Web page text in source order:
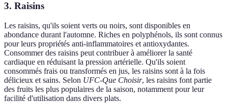
3. Raisins
Les raisins, qu'ils soient verts ou noirs, sont disponibles en
abondance durant l'automne. Riches en polyphénols, ils sont connus
pour leurs propriétés anti-inflammatoires et antioxydantes.
Consommer des raisins peut contribuer à améliorer la santé
cardiaque en réduisant la pression artérielle. Qu'ils soient
consommés frais ou transformés en jus, les raisins sont à la fois
délicieux et sains. Selon UFC-Que Choisir, les raisins font partie
des fruits les plus populaires de la saison, notamment pour leur
facilité d'utilisation dans divers plats.